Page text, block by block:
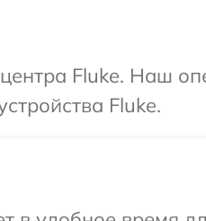
Fluke. Наш
Fluke.